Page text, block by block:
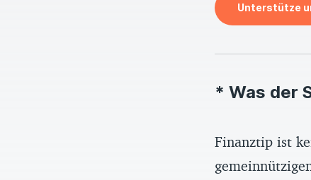
Unterstütze
* Was der
Finanztip ist